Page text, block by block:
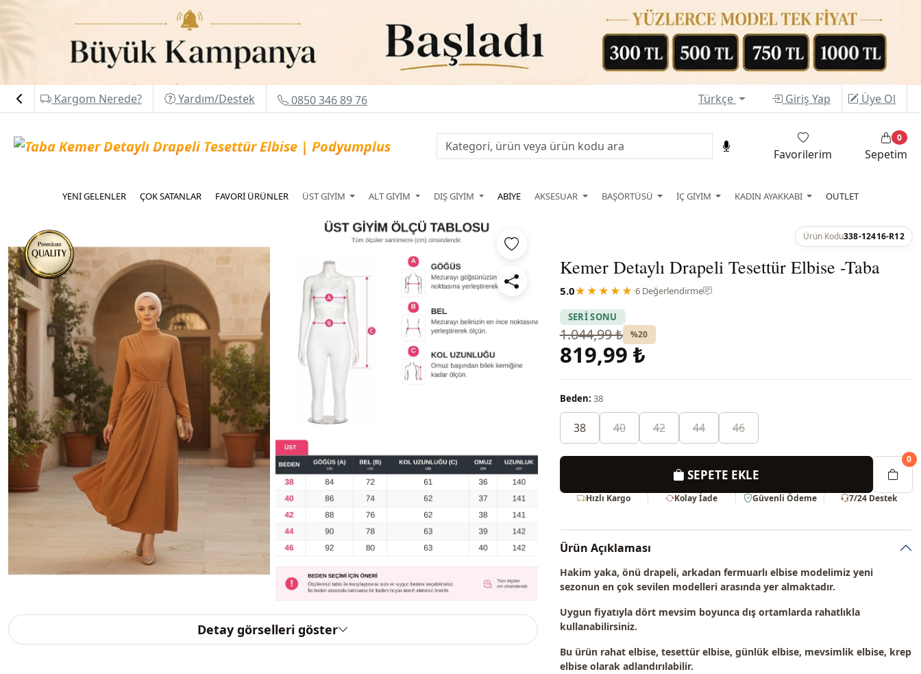
Kargom Nerede? Yardım/Destek 0850 346 89 76 Türkçe Giriş Yap Üye Ol
Favorilerim Sepetim
0
YENİ GELENLER ÇOK SATANLAR FAVORİ ÜRÜNLER ÜST GİYİM ALT GİYİM DIŞ GİYİM ABİYE AKSESUAR BAŞÖRTÜSÜ İÇ GİYİM KADIN AYAKKABI OUTLET
Detay görselleri göster
Ürün Kodu338-12416-R12
Kemer Detaylı Drapeli Tesettür Elbise -Taba
5.0★★★★★ ·6 Değerlendirme
SERİ SONU
1.044,99 ₺ %20
819,99 ₺
Beden: 38
38 40 42 44 46
SEPETE EKLE
0
Hızlı Kargo Kolay İade Güvenli Ödeme 7/24 Destek
Ürün Açıklaması
Hakim yaka, önü drapeli, arkadan fermuarlı elbise modelimizyeni
sezonun en çok sevilen modelleriarasında yer almaktadır.
Uygun fiyatıyla dört mevsim boyunca dış ortamlarda rahatlıkla
kullanabilirsiniz.
Bu ürün rahat elbise, tesettür elbise, günlük elbise, mevsimlik elbise, krep
elbiseolarak adlandırılabilir.